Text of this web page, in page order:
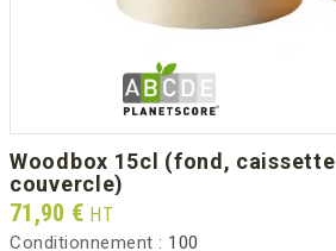
woodbox 15cl (fond, caissette blanche,
couvercle)
Prix
71,90 € HT
Conditionnement : 100